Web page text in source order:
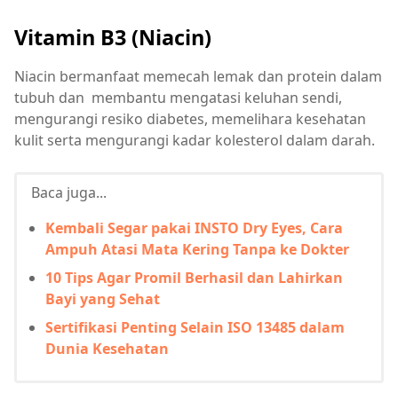
Vitamin B3 (Niacin)
Niacin bermanfaat memecah lemak dan protein dalam
tubuh dan membantu mengatasi keluhan sendi,
mengurangi resiko diabetes, memelihara kesehatan
kulit serta mengurangi kadar kolesterol dalam darah.
Baca juga...
Kembali Segar pakai INSTO Dry Eyes, Cara
Ampuh Atasi Mata Kering Tanpa ke Dokter
10 Tips Agar Promil Berhasil dan Lahirkan
Bayi yang Sehat
Sertifikasi Penting Selain ISO 13485 dalam
Dunia Kesehatan